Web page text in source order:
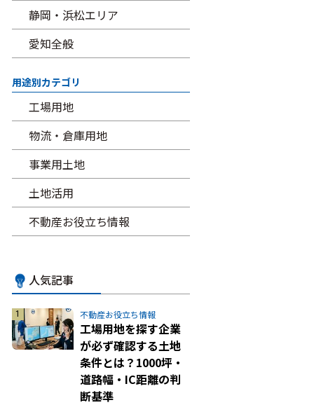
静岡・浜松エリア
愛知全般
用途別カテゴリ
工場用地
物流・倉庫用地
事業用土地
土地活用
不動産お役立ち情報
人気記事
不動産お役立ち情報
工場用地を探す企業
が必ず確認する土地
条件とは？1000坪・
道路幅・IC距離の判
断基準